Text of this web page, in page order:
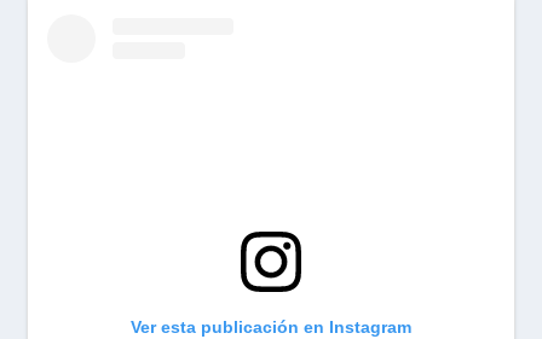
Ver esta publicación en Instagram